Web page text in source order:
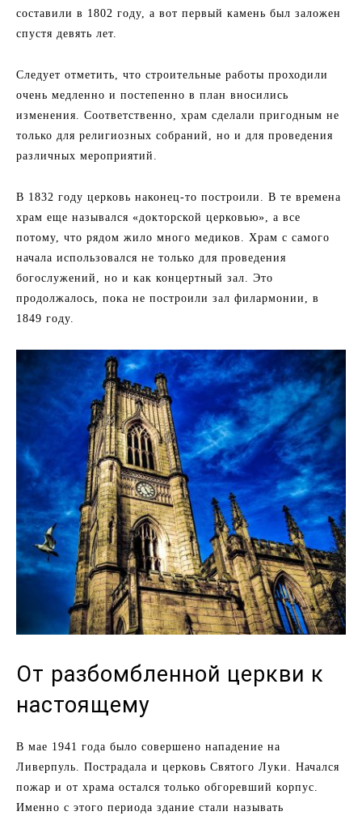
составили в 1802 году, а вот первый камень был заложен
спустя девять лет.
Следует отметить, что строительные работы проходили
очень медленно и постепенно в план вносились
изменения. Соответственно, храм сделали пригодным не
только для религиозных собраний, но и для проведения
различных мероприятий.
В 1832 году церковь наконец-то построили. В те времена
храм еще назывался «докторской церковью», а все
потому, что рядом жило много медиков. Храм с самого
начала использовался не только для проведения
богослужений, но и как концертный зал. Это
продолжалось, пока не построили зал филармонии, в
1849 году.
От разбомбленной церкви к
настоящему
В мае 1941 года было совершено нападение на
Ливерпуль. Пострадала и церковь Святого Луки. Начался
пожар и от храма остался только обгоревший корпус.
Именно с этого периода здание стали называть